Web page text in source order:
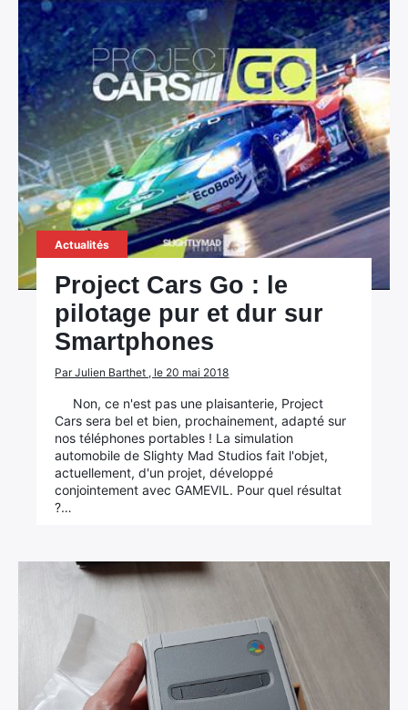
Actualités
Project Cars Go : le
pilotage pur et dur sur
Smartphones
Par Julien Barthet , le 20 mai 2018
Non, ce n'est pas une plaisanterie, Project
Cars sera bel et bien, prochainement, adapté sur
nos téléphones portables ! La simulation
automobile de Slighty Mad Studios fait l'objet,
actuellement, d'un projet, développé
conjointement avec GAMEVIL. Pour quel résultat
?…